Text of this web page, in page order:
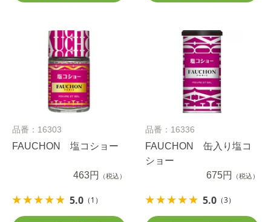
品番：16303
FAUCHON 塩コショー
463円 （税込）
5.0 （1）
品番：16336
FAUCHON 缶入り塩コ
ショー
675円
（税込）
5.0 （3）